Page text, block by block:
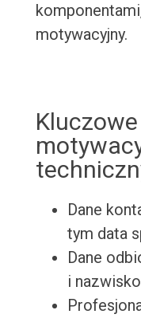
motywacyjny.
Dane
tym data
Dane
i